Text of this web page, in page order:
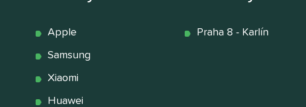
Apple
Samsung
Xiaomi
Huawei
Praha 8 - Karlín